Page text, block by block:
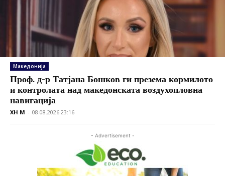
Македонија
Проф. д-р Татјана Бошков ги презема кормилото
и контролата над македонската воздухопловна
навигација
XH M - 08.08.2026 23:16
- Advertisement -